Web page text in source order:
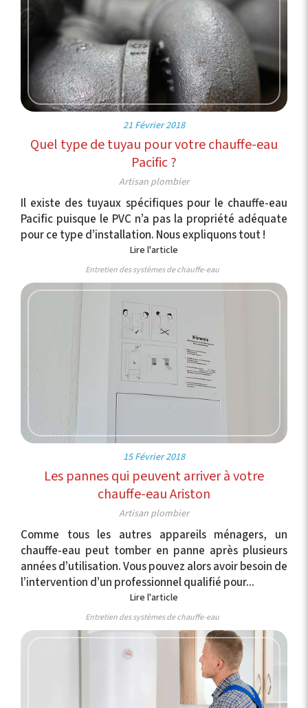
21 Février 2018
Quel type de tuyau pour votre chauffe-eau
Pacific ?
Artisan plombier
Il existe des tuyaux spécifiques pour le chauffe-eau
Pacific puisque le PVC n’a pas la propriété adéquate
pour ce type d’installation. Nous expliquons tout !
Lire l'article
Entretien des systèmes de chauffe-eau
15 Février 2018
Les pannes qui peuvent arriver à votre
chauffe-eau Ariston
Artisan plombier
Comme tous les autres appareils ménagers, un
chauffe-eau peut tomber en panne après plusieurs
années d’utilisation. Vous pouvez alors avoir besoin de
l’intervention d’un professionnel qualifié pour...
Lire l'article
Entretien des systèmes de chauffe-eau